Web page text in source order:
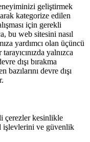
geliştirmek
kategorize edilen
için gerekli
bu web sitesini nasıl
yardımcı olan üçüncü
yalnızca
dışı bırakma
devre dışı
çerezler kesinlikle
işlevlerini ve güvenlik